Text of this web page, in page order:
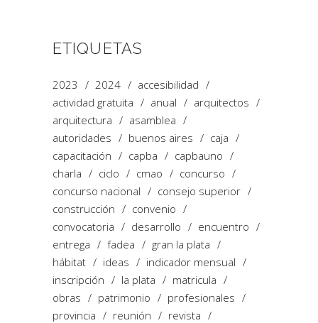
ETIQUETAS
2023 2024
accesibilidad
actividad gratuita
anual
arquitectos
arquitectura
asamblea
autoridades
buenos aires
caja
capacitación
capba
capbauno
charla
ciclo cmao
concurso
concurso nacional
consejo superior
construcción
convenio
convocatoria
desarrollo
encuentro
entrega
fadea
gran la plata
hábitat
ideas
indicador mensual
inscripción
la plata
matricula
obras
patrimonio
profesionales
provincia
reunión
revista